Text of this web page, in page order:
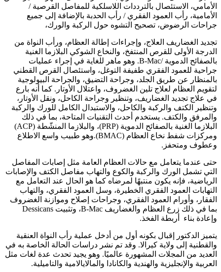
الأمامي، الاستئصال بالترددات اللاسلكية للمفاصل القرصية /
الأمامية، رأب العمود الفقري / رأب الحدبة بالإضافة إلى جميع
جراحات الرضوض، تصحيح التشوه حول الركبة والورك،
تجديد الغضاريف العلاج، وإجراءات إطالة العظام، ورأب النواة من
الدرجة الأولى للقرص المنتفخ، والنخاع الشوكي البلازما الغنية
بالصفائح الدموية /B-Mac. وهو ماهر للغاية في إجراء عمليات
جراحية للعمود الفقري طفيفة التوغل، واستئصال القرص القطني
بالمنظار عن طريق الجلد، وجراحة التضيق، والجراحة البيولوجية
لتقويم العظام لعلاج تلين الغضروف، واعتلال الأوتار. كما أنه بارع
في علاج تجديد الغضاريف، وتنظير وجراحة الكاحل، ونقل الأوتار،
وتنظير الكتف والركبة والكاحل، والاستبدال الكامل للورك والركبة
والمرفق والكتف. يستخدم أحدث التقنيات المتاحة، بما في ذلك
البلازما الغنية بالصفائح الدموية (PRP)، والبلازما المنشّطة (ACP)
ومركزات شفط نخاع العظام (BMAC).وهو طبيب واسع الاطلاع
وعطوف ومتحفز.
حتى عندما يتعامل مع حالات العظام العامة مثل إصابات المفاصل
التي تشمل الورك والركبة والكوع والتهاب مفاصل الكتف والإصابات
الرياضية، فإنه يكون منتبهًا لمرضاه كما هو الحال عند التعامل مع
التهابات العمود الفقري الخطيرة، وسل العمود الفقري، والتهاب
الفقار، وأورام العمود الفقري، وجراحات إصلاح وموازنة الغضروف
بما في ذلك زرع العظام والغضاريف B-Mac، وتثبيت Dessicans
وإعادة بناء أربطة الفخذ.
يتميز الدكتور إقبال بكونه أول من أدخل عملية رأب النواة العنقية
والقطنية إلى ولاية كيرالا. وقد تم نشر دراسات الحالة الخاصة به في
العديد من المجلات المشهورة عالميًا. وهو يجيد تحدث عدة لغات مثل
العربية والإنجليزية والهندية والكانادا والمالايالامية والتاميلية.